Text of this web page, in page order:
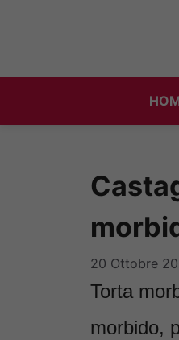
20 Ottobre
Torta
morbido,